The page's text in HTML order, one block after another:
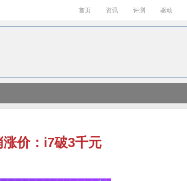
首页 资讯 评测 驱动
价：i7破3千元